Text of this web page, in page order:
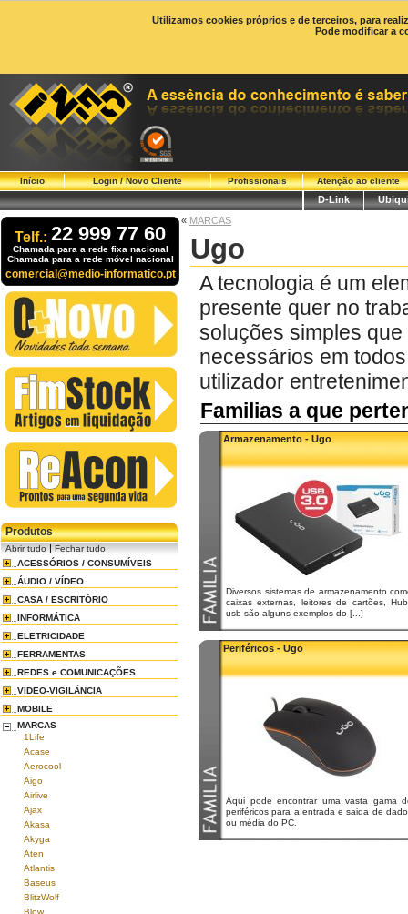
Utilizamos cookies próprios e de terceiros, para
Pode modificar a
Início Login / Novo Cliente Profissionais Atenção ao cliente
D-Link
Telf.: 22 999 77 60
Chamada para a rede fixa nacional
Chamada para a rede móvel nacional
comercial@medio-informatico.pt
Produtos
Abrir tudo|Fechar tudo
ACESSÓRIOS / CONSUMÍVEIS
ÁUDIO / VÍDEO
CASA / ESCRITÓRIO
INFORMÁTICA
ELETRICIDADE
FERRAMENTAS
REDES e COMUNICAÇÕES
VIDEO-VIGILÂNCIA
MOBILE
MARCAS
1Life
Acase
Aerocool
Aigo
Airlive
Ajax
Akasa
Akyga
Aten
Atlantis
Baseus
BlitzWolf
Blow
« MARCAS
Ugo
A tecnologia é um
presente quer no
soluções simples
necessários em
utilizador
Familias a que
Armazenamento - Ugo
Diversos sistemas de armazenamento
caixas externas, leitores de cartões,
usb são alguns exemplos do [...]
Periféricos - Ugo
Aqui pode encontrar uma vasta gama
periféricos para a entrada e saida de
ou média do PC.